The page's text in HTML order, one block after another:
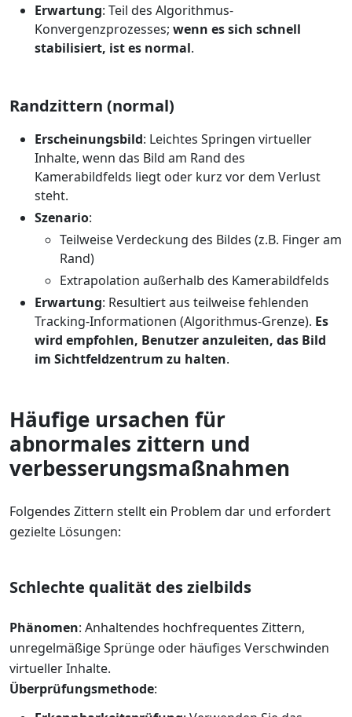
Erwartung: Teil des Algorithmus-
Konvergenzprozesses; wenn es sich schnell
stabilisiert, ist es normal.
Randzittern (normal)
Erscheinungsbild: Leichtes Springen virtueller
Inhalte, wenn das Bild am Rand des
Kamerabildfelds liegt oder kurz vor dem Verlust
steht.
Szenario:
Teilweise Verdeckung des Bildes (z.B. Finger am
Rand)
Extrapolation außerhalb des Kamerabildfelds
Erwartung: Resultiert aus teilweise fehlenden
Tracking-Informationen (Algorithmus-Grenze). Es
wird empfohlen, Benutzer anzuleiten, das Bild
im Sichtfeldzentrum zu halten.
Häufige ursachen für
abnormales zittern und
verbesserungsmaßnahmen
Folgendes Zittern stellt ein Problem dar und erfordert
gezielte Lösungen:
Schlechte qualität des zielbilds
Phänomen: Anhaltendes hochfrequentes Zittern,
unregelmäßige Sprünge oder häufiges Verschwinden
virtueller Inhalte.
Überprüfungsmethode: